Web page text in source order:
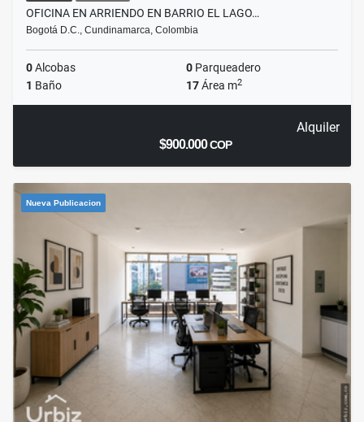
OFICINA EN ARRIENDO EN BARRIO EL LAGO…
Bogotá D.C., Cundinamarca, Colombia
0Alcobas 0 Parqueadero
1 Baño 17Área m2
Alquiler
$900.000COP
Nueva Publicacion